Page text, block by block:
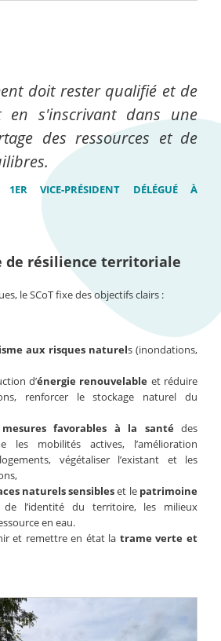
doit rester qualifié et de
en s'inscrivant dans une
des ressources et de
1ER VICE-PRÉSIDENT DÉLÉGUÉ À
de résilience territoriale
le SCoT fixe des objectifs clairs :
aux risques naturels (inondations,
d’énergie renouvelable et réduire
renforcer le stockage naturel du
mesures favorables à la santé des
les mobilités actives, l’amélioration
végétaliser l’existant et les
naturels sensibleset le patrimoine
de l’identité du territoire, les milieux
en eau.
et remettre en état la trame verte et